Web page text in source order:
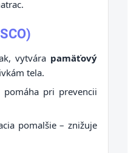
vytvára pamäťový
tela.
pri prevencii
pomalšie – znižuje